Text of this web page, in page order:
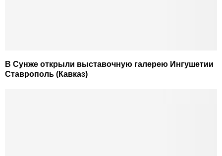
В Сунже открыли выставочную галерею Ингушетии
Ставрополь (Кавказ)